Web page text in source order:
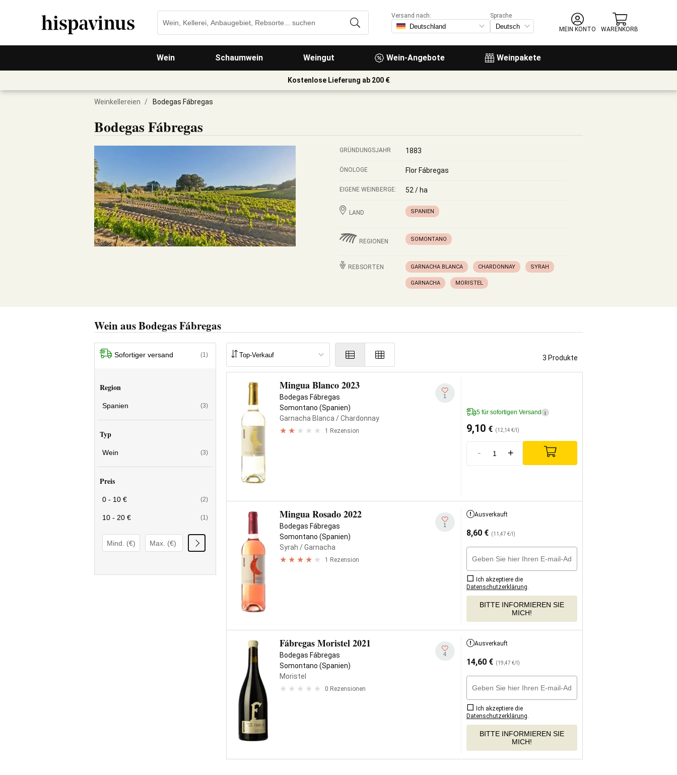
Wein Schaumwein Weingut Wein-Angebote Weinpakete
Versand nach:
Sprache
MEIN KONTO
WARENKORB
Kostenlose Lieferung ab 200 €
Weinkellereien / Bodegas Fábregas
Bodegas Fábregas
GRÜNDUNGSJAHR 1883
ÖNOLOGE Flor Fábregas
EIGENE WEINBERGE: 52 / ha
LAND SPANIEN
REGIONEN SOMONTANO
REBSORTEN GARNACHA BLANCA CHARDONNAY SYRAH
GARNACHA MORISTEL
Wein aus Bodegas Fábregas
Sofortiger versand (1)
Region
Spanien (3)
Typ
Wein (3)
Preis
0 - 10 € (2)
10 - 20 € (1)
3 Produkte
Mingua Blanco 2023
Bodegas Fábregas
Somontano (Spanien)
Garnacha Blanca / Chardonnay
1 Rezension
1
5 für sofortigen Versand i
9,10 € (12,14 €/l)
- +
Mingua Rosado 2022
Bodegas Fábregas
Somontano (Spanien)
Syrah / Garnacha
1 Rezension
1
Ausverkauft
8,60 € (11,47 €/l)
Ich akzeptiere die
Datenschutzerklärung
BITTE INFORMIEREN SIE
MICH!
Fábregas Moristel 2021
Bodegas Fábregas
Somontano (Spanien)
Moristel
0 Rezensionen
4
Ausverkauft
14,60 € (19,47 €/l)
Ich akzeptiere die
Datenschutzerklärung
BITTE INFORMIEREN SIE
MICH!